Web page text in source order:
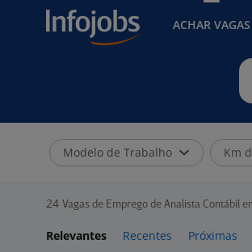
ACHAR VAGAS
Modelo de Trabalho Km
24 Vagas de Emprego de Analista Contábil
Relevantes Recentes Próximas